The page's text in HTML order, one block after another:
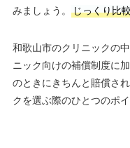
みましょう。
じっくり比
和歌山市のクリニックの
ニック向けの補償制度に
のときにきちんと賠償さ
クを選ぶ際のひとつのポ